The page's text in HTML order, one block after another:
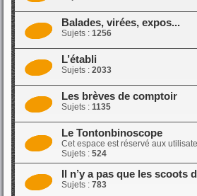
Balades, virées, expos...
Sujets : 1256
L’établi
Sujets : 2033
Les brèves de comptoir
Sujets : 1135
Le Tontonbinoscope
Cet espace est réservé aux
Sujets : 524
Il n’y a pas que les scoots
Sujets : 783